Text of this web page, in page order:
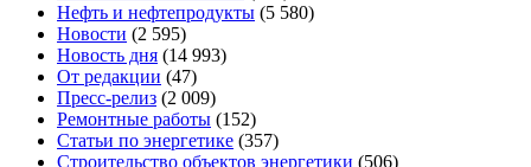
Нефть и нефтепродукты (5 580)
Новости (2 595)
Новость дня (14 993)
От редакции (47)
Пресс-релиз (2 009)
Ремонтные работы (152)
Статьи по энергетике (357)
Строительство объектов энергетики (506)